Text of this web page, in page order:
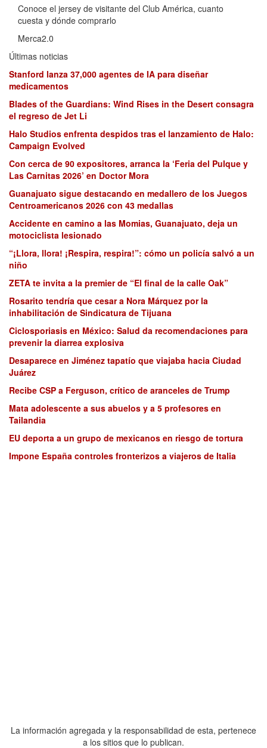
Conoce el jersey de visitante del Club América, cuanto
cuesta y dónde comprarlo
Merca2.0
Últimas noticias
Stanford lanza 37,000 agentes de IA para diseñar
medicamentos
Blades of the Guardians: Wind Rises in the Desert consagra
el regreso de Jet Li
Halo Studios enfrenta despidos tras el lanzamiento de Halo:
Campaign Evolved
Con cerca de 90 expositores, arranca la ‘Feria del Pulque y
Las Carnitas 2026’ en Doctor Mora
Guanajuato sigue destacando en medallero de los Juegos
Centroamericanos 2026 con 43 medallas
Accidente en camino a las Momias, Guanajuato, deja un
motociclista lesionado
“¡Llora, llora! ¡Respira, respira!”: cómo un policía salvó a un
niño
ZETA te invita a la premier de “El final de la calle Oak”
Rosarito tendría que cesar a Nora Márquez por la
inhabilitación de Sindicatura de Tijuana
Ciclosporiasis en México: Salud da recomendaciones para
prevenir la diarrea explosiva
Desaparece en Jiménez tapatío que viajaba hacia Ciudad
Juárez
Recibe CSP a Ferguson, crítico de aranceles de Trump
Mata adolescente a sus abuelos y a 5 profesores en
Tailandia
EU deporta a un grupo de mexicanos en riesgo de tortura
Impone España controles fronterizos a viajeros de Italia
La información agregada y la responsabilidad de esta, pertenece
a los sitios que lo publican.